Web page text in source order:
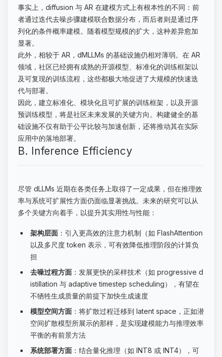
事实上，diffusion 与 AR 在建模方式上有根本性的不同：前
者通过迭代去噪步骤建模联合数据分布，而后者则是通过序
列化的条件概率建模。随着模型规模的扩大，这种差异愈加
显著。
此外，相较于 AR，dMLLMs 的基础设施仍相对薄弱。在 AR
领域，社区已经拥有成熟的开源模型、标准化的训练框架以
及可复现的训练流程，这些都极大地促进了大规模的快速迭
代与部署。
因此，建立标准化、模块化且可扩展的训练框架，以及开源
预训练模型，将是社区未来发展的关键方向。构建健全的基
础设施不仅有助于公平比较与加速创新，还将推动其在实际
应用中的落地部署。
B. Inference Efficiency
尽管 dLLMs 近期在各类任务上取得了一定成果，但在推理效
率与系统可扩展性方面仍面临显著挑战。未来的研究可以从
多个关键方向着手，以提升其实用性与性能：
架构层面：引入更高效的注意力机制（如 FlashAttention
以及多尺度 token 表示，可有效降低推理阶段的计算负
担
去噪过程方面：发展更快的采样技术（如 progressive d
istillation 与 adaptive timestep scheduling），有望在
不牺牲生成质量的前提下加快生成速度
模型空间方面：将扩散过程迁移到 latent space，正如潜
空间扩散模型所展示的那样，是实现建模能力与推理效率
平衡的有前景方法
系统部署方面：结合量化推理（如 INT8 或 INT4），可